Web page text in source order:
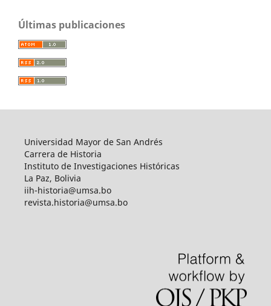
Últimas publicaciones
Universidad Mayor de San Andrés
Carrera de Historia
Instituto de Investigaciones Históricas
La Paz, Bolivia
iih-historia@umsa.bo
revista.historia@umsa.bo